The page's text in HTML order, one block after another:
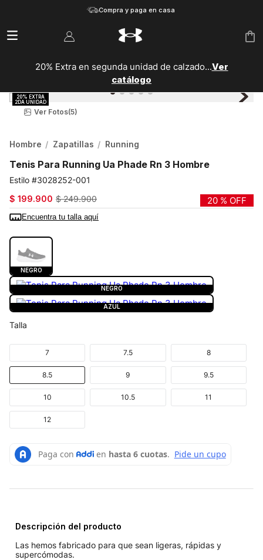
Compra y paga en casa
20% Extra en segunda unidad de calzado...Ver
catálogo
Ver Fotos(5)
Hombre Zapatillas Running
Tenis Para Running Ua Phade Rn 3 Hombre
3028252-001
$ 199.900 $ 249.900 20 % OFF
Encuentra tu talla aquí
NEGRO
NEGRO
AZUL
Talla
10 10.5 11
12
7 7.5 8
8.5 9 9.5
Descripción del producto
Las hemos fabricado para que sean ligeras, rápidas y
supercómodas.